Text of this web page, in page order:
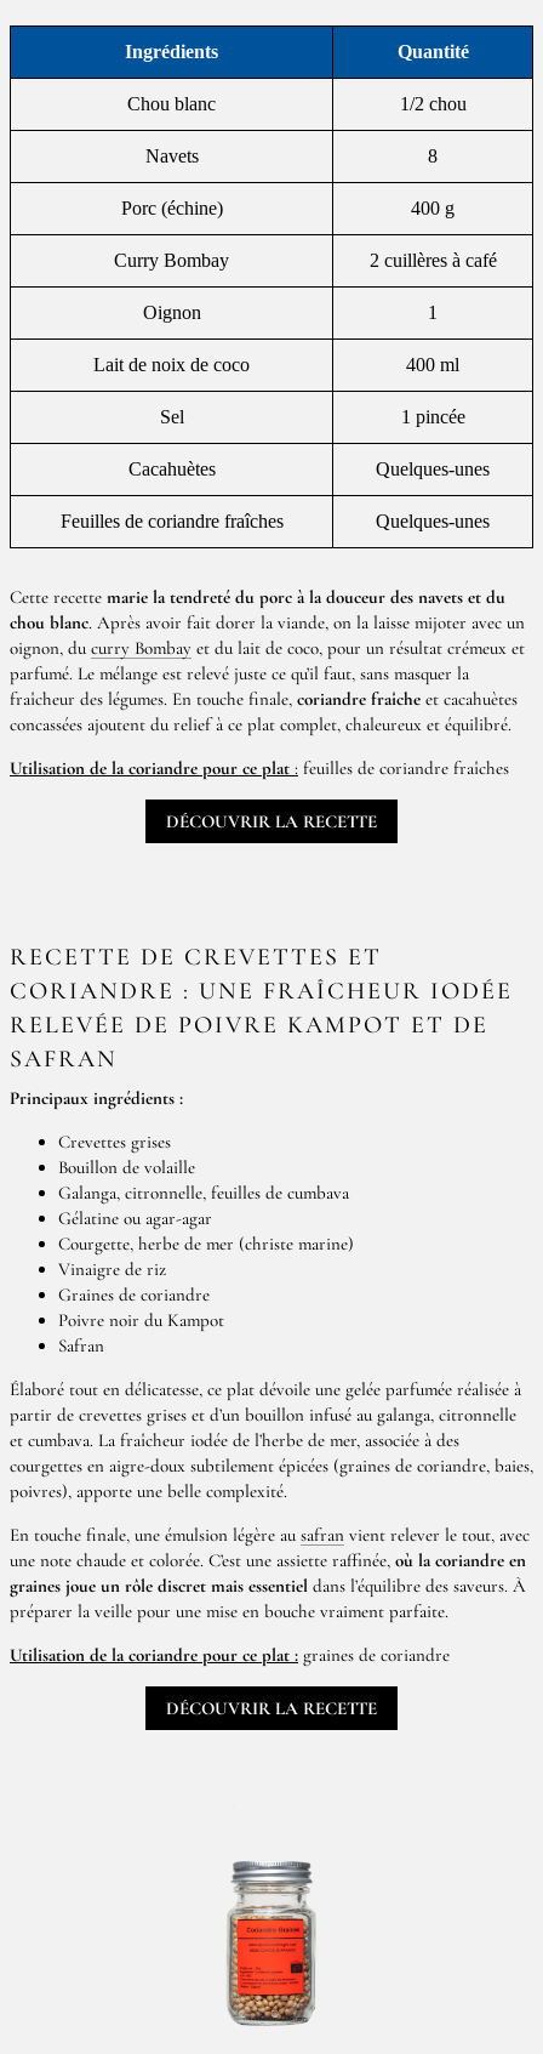
Ingrédients Quantité
Chou blanc 1/2 chou
Navets 8
Porc (échine) 400 g
Curry Bombay 2 cuillères à café
Oignon 1
Lait de noix de coco 400 ml
Sel 1 pincée
Cacahuètes Quelques-unes
Feuilles de coriandre fraîches Quelques-unes
Cette recette marie la tendreté du porc à la douceur des navets et du
chou blanc. Après avoir fait dorer la viande, on la laisse mijoter avec un
oignon, du curry Bombay et du lait de coco, pour un résultat crémeux et
parfumé. Le mélange est relevé juste ce qu’il faut, sans masquer la
fraîcheur des légumes. En touche finale, coriandre fraîche et cacahuètes
concassées ajoutent du relief à ce plat complet, chaleureux et équilibré.
Utilisation de la coriandre pour ce plat : feuilles de coriandre fraîches
DÉCOUVRIR LA RECETTE
RECETTE DE CREVETTES ET
CORIANDRE : UNE FRAÎCHEUR IODÉE
RELEVÉE DE POIVRE KAMPOT ET DE
SAFRAN
Principaux ingrédients :
Crevettes grises
Bouillon de volaille
Galanga, citronnelle, feuilles de cumbava
Gélatine ou agar-agar
Courgette, herbe de mer (christe marine)
Vinaigre de riz
Graines de coriandre
Poivre noir du Kampot
Safran
Élaboré tout en délicatesse, ce plat dévoile une gelée parfumée réalisée à
partir de crevettes grises et d’un bouillon infusé au galanga, citronnelle
et cumbava. La fraîcheur iodée de l’herbe de mer, associée à des
courgettes en aigre-doux subtilement épicées (graines de coriandre, baies,
poivres), apporte une belle complexité.
En touche finale, une émulsion légère au safran vient relever le tout, avec
une note chaude et colorée. C’est une assiette raffinée, où la coriandre en
graines joue un rôle discret mais essentiel dans l’équilibre des saveurs. À
préparer la veille pour une mise en bouche vraiment parfaite.
Utilisation de la coriandre pour ce plat : graines de coriandre
DÉCOUVRIR LA RECETTE